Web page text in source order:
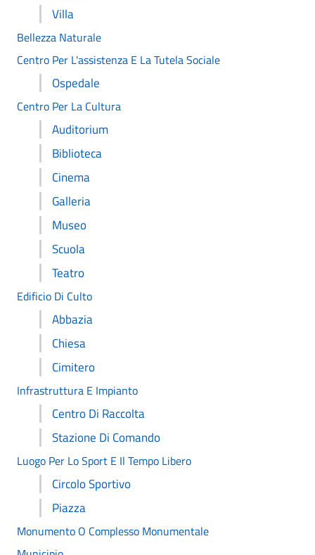
Villa
Bellezza Naturale
Centro Per L'assistenza E La Tutela Sociale
Ospedale
Centro Per La Cultura
Auditorium
Biblioteca
Cinema
Galleria
Museo
Scuola
Teatro
Edificio Di Culto
Abbazia
Chiesa
Cimitero
Infrastruttura E Impianto
Centro Di Raccolta
Stazione Di Comando
Luogo Per Lo Sport E Il Tempo Libero
Circolo Sportivo
Piazza
Monumento O Complesso Monumentale